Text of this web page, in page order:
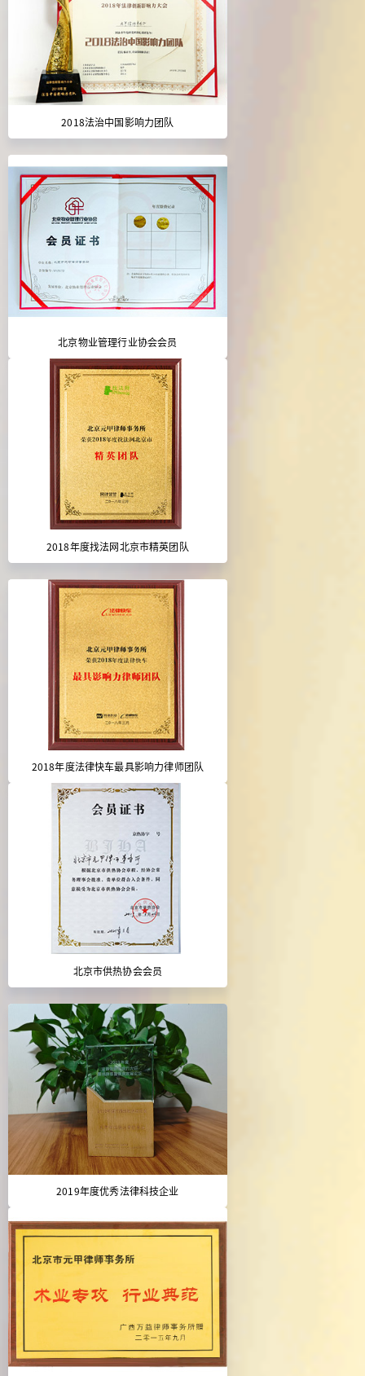
2018法治中国影响力团队
北京物业管理行业协会会员
2018年度找法网北京市精英团队
2018年度法律快车最具影响力律师团队
北京市供热协会会员
2019年度优秀法律科技企业